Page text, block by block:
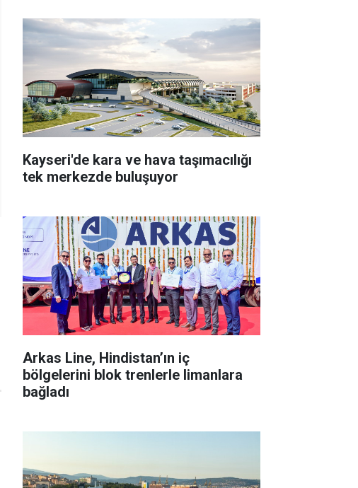
Kayseri'de kara ve hava taşımacılığı
tek merkezde buluşuyor
Arkas Line, Hindistan’ın iç
bölgelerini blok trenlerle limanlara
bağladı